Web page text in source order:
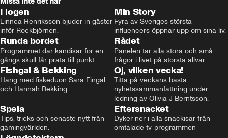
framtidsdrömmar – och allt fångas på kamera.
I logen
Linnea Henriksson bjuder in gäster
inför Rockbjörnen.
Min Story
Fyra av Sveriges största
influencers öppnar upp om sina liv.
Runda bordet
Programmet där kändisar för en
gångs skull får prata till punkt.
Rådet
Panelen tar alla stora och små
frågor i livet på största allvar.
Fishgal & Bekking
Häng med fiskeduon Sara Fingal
och Hannah Bekking.
Oj, vilken vecka!
Titta på veckans bästa
nyhetssammanfattning under
ledning av Olivia J Berntsson.
Spela
Tips, tricks och senaste nytt från
gamingvärlden.
Eftersnacket
Dyker ner i alla snackisar från
omtalade tv-programmen